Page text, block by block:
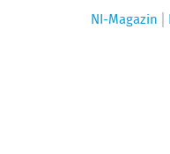
NI-Magazin